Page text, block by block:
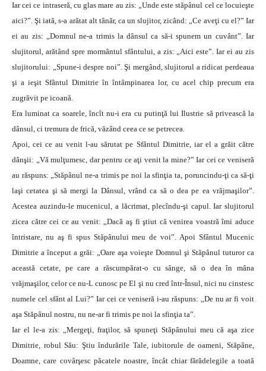
Iar cei ce intraseră, cu glas mare au zis: „Unde este stăpânul cel ce locuieşte
aici?”. Şi iată, s-a arătat alt tânăr, ca un slujitor, zicând: „Ce aveţi cu el?” Iar
ei au zis: „Domnul ne-a trimis la dânsul ca să-i spunem un cuvânt”. Iar
slujitorul, arătând spre mormântul sfântului, a zis: „Aici este”. Iar ei au zis
slujitorului: „Spune-i despre noi”. Şi mergând, slujitorul a ridicat perdeaua
şi a ieşit Sfântul Dimitrie în întâmpinarea lor, cu acel chip precum era
zugrăvit pe icoană.
Era luminat ca soarele, încît nu-i era cu putinţă lui Ilustrie să privească la
dânsul, ci tremura de frică, văzând ceea ce se petrecea.
Apoi, cei ce au venit l-au sărutat pe Sfântul Dimitrie, iar el a grăit către
dânşii: „Vă mulţumesc, dar pentru ce aţi venit la mine?” Iar cei ce veniseră
au răspuns: „Stăpânul ne-a trimis pe noi la sfinţia ta, poruncindu-ţi ca să-ţi
laşi cetatea şi să mergi la Dânsul, vrând ca să o dea pe ea vrăjmaşilor”.
Acestea auzindu-le mucenicul, a lăcrimat, plecîndu-şi capul. Iar slujitorul
zicea către cei ce au venit: „Dacă aş fi ştiut că venirea voastră îmi aduce
întristare, nu aş fi spus Stăpânului meu de voi”. Apoi Sfântul Mucenic
Dimitrie a început a grăi: „Oare aşa voieşte Domnul şi Stăpânul tuturor ca
această cetate, pe care a răscumpărat-o cu sânge, să o dea în mâna
vrăjmaşilor, celor ce nu-L cunosc pe El şi nu cred într-Însul, nici nu cinstesc
numele cel sfânt al Lui?” Iar cei ce veniseră i-au răspuns: „De nu ar fi voit
aşa Stăpânul nostru, nu ne-ar fi trimis pe noi la sfinţia ta”.
Iar el le-a zis: „Mergeţi, fraţilor, să spuneţi Stăpânului meu că aşa zice
Dimitrie, robul Său: Ştiu îndurările Tale, iubitorule de oameni, Stăpâne,
Doamne, care covârşesc păcatele noastre, încât chiar fărădelegile a toată